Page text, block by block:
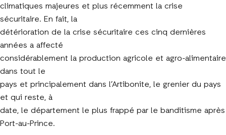
climatiques majeures et plus récemment la crise
sécuritaire. En fait, la
détérioration de la crise sécuritaire ces cinq dernières
années a affecté
considérablement la production agricole et agro-alimentaire
dans tout le
pays et principalement dans l’Artibonite, le grenier du pays
et qui reste, à
date, le département le plus frappé par le banditisme après
Port-au-Prince.